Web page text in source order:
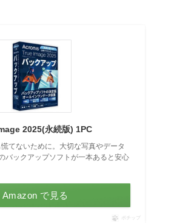
2025(永続版) 1PC
てないために。大切な写真やデータ
バックアップソフトが一本あると安心
Amazon で見る
ポチップ